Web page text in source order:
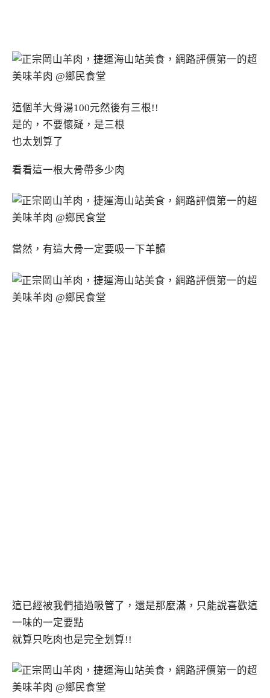
這個羊大骨湯100元然後有三根!!
是的，不要懷疑，是三根
也太划算了
看看這一根大骨帶多少肉
當然，有這大骨一定要吸一下羊髓
這已經被我們插過吸管了，還是那麼滿，只能說喜歡這
一味的一定要點
就算只吃肉也是完全划算!!